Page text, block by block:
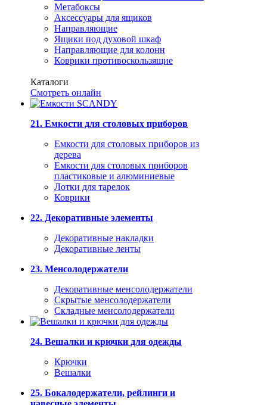
Метабоксы
Аксессуары для ящиков
Направляющие
Ящики под духовой шкаф
Направляющие для колонн
Коврики противоскользящие
Каталоги
Смотреть онлайн
21. Емкости для столовых приборов
Емкости для столовых приборов из
дерева
Емкости для столовых приборов
пластиковые и алюминиевые
Лотки для тарелок
Коврики
22. Декоративные элементы
Декоративные накладки
Декоративные ленты
23. Менсолодержатели
Декоративные менсолодержатели
Скрытые менсолодержатели
Складные менсолодержатели
24. Вешалки и крючки для одежды
Крючки
Вешалки
25. Бокалодержатели, рейлинги и